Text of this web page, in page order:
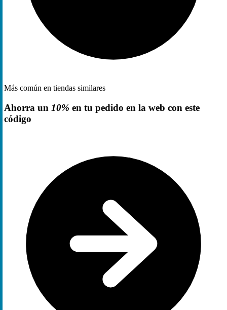
Más común en tiendas similares
Ahorra un 10% en tu pedido en la web con este
código